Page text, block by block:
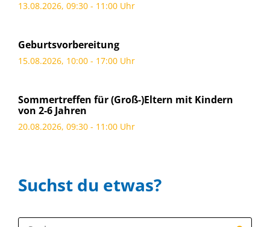
13.08.2026, 09:30 - 11:00 Uhr
Geburtsvorbereitung
15.08.2026, 10:00 - 17:00 Uhr
Sommertreffen für (Groß-)Eltern mit Kindern
von 2-6 Jahren
20.08.2026, 09:30 - 11:00 Uhr
Suchst du etwas?
Suche: